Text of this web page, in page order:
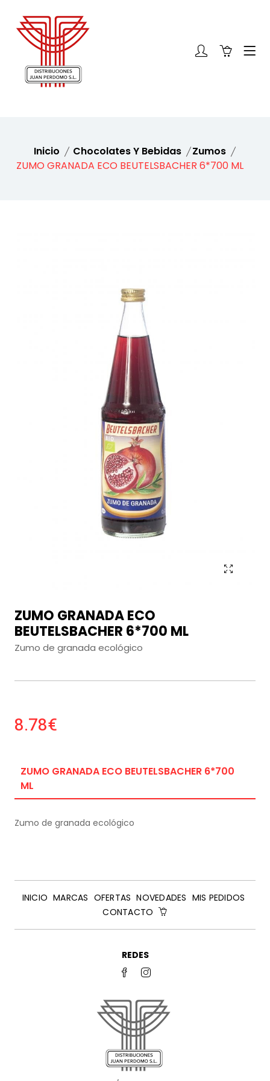
Inicio Chocolates Y Bebidas
Zumos
ZUMO GRANADA ECO BEUTELSBACHER 6*700 ML
ZUMO GRANADA ECO
BEUTELSBACHER 6*700 ML
Zumo de granada ecológico
8.78€
ZUMO GRANADA ECO BEUTELSBACHER 6*700
ML
Zumo de granada ecológico
INICIO MARCAS OFERTAS NOVEDADES MIS PEDIDOS
CONTACTO
REDES